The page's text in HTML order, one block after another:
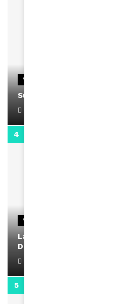
VIDEOS
Support Black Business Wee-
VIDEOS
La rubrique santé speciale
Docteur Makanda